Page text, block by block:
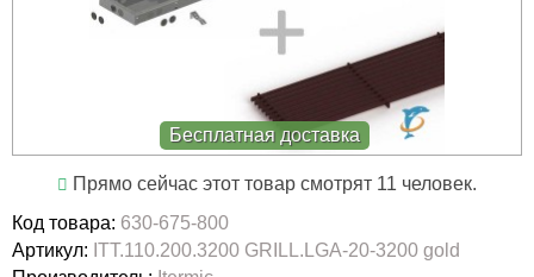
Бесплатная доставка
Прямо сейчас этот товар смотрят 11 человек.
Код товара: 630-675-800
Артикул: ITT.110.200.3200 GRILL.LGA-20-3200 gold